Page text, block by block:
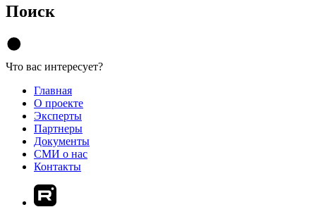
Поиск
Что вас интересует?
Главная
О проекте
Эксперты
Партнеры
Документы
СМИ о нас
Контакты